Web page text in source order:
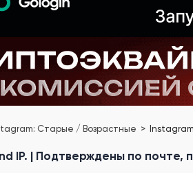
Старые / Возрастные
IP. | Подтверждены по почте,